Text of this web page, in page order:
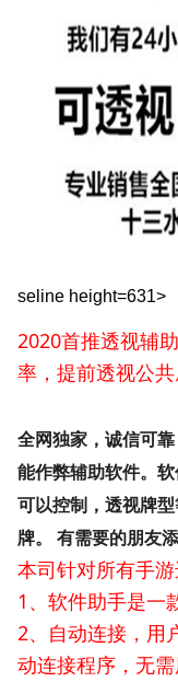
seline height=631>
2020首推透视辅
率，提前透视公
全网独家，诚信可
能作弊辅助软件。
可以控制，透视牌
牌。
有需要的朋友
本司针对所有手
1、软件助手是一
2、自动连接，用
动连接程序，无需